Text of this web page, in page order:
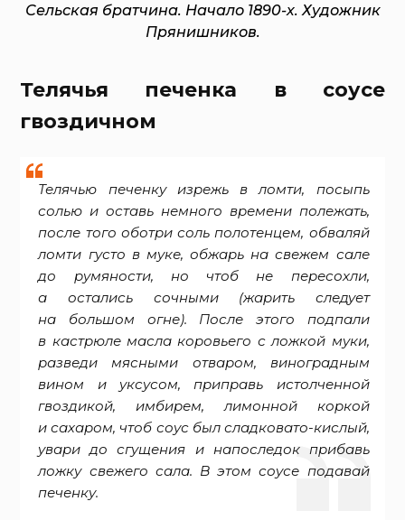
Сельская братчина. Начало 1890-х. Художник
Прянишников.
Телячья печенка в соусе
гвоздичном
Телячью печенку изрежь в ломти, посыпь
солью и оставь немного времени полежать,
после того оботри соль полотенцем, обваляй
ломти густо в муке, обжарь на свежем сале
до румяности, но чтоб не пересохли,
а остались сочными (жарить следует
на большом огне). После этого подпали
в кастрюле масла коровьего с ложкой муки,
разведи мясными отваром, виноградным
вином и уксусом, приправь истолченной
гвоздикой, имбирем, лимонной коркой
и сахаром, чтоб соус был сладковато-кислый,
увари до сгущения и напоследок прибавь
ложку свежего сала. В этом соусе подавай
печенку.